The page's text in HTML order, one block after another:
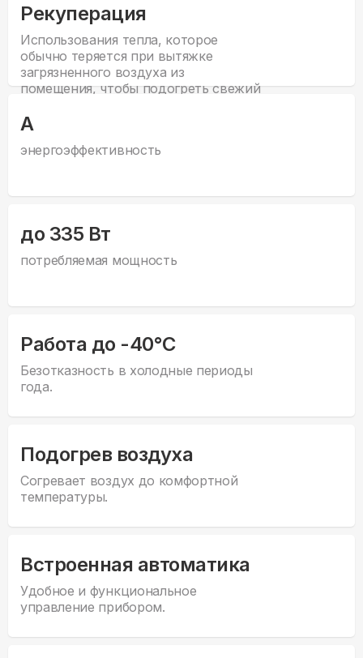
Рекуперация
Использования тепла, которое
обычно теряется при вытяжке
загрязненного воздуха из
помещения, чтобы подогреть свежий
А
энергоэффективность
до 335 Вт
потребляемая мощность
Работа до -40°С
Безотказность в холодные периоды
года.
Подогрев воздуха
Согревает воздух до комфортной
температуры.
Встроенная автоматика
Удобное и функциональное
управление прибором.